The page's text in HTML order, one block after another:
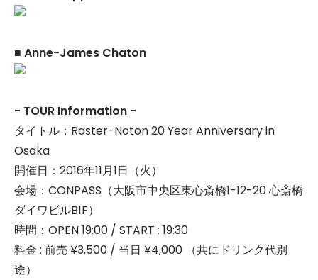
■ Anne-James Chaton
- TOUR Information -
タイトル：Raster-Noton 20 Year Anniversary in
Osaka
開催日：2016年11月1日（火）
会場：CONPASS（大阪市中央区東心斎橋1-12-20 心斎橋
ダイワビルB1F）
時間：OPEN 19:00 / START : 19:30
料金 : 前売 ¥3,500 / 当日 ¥4,000 （共にドリンク代別
途）